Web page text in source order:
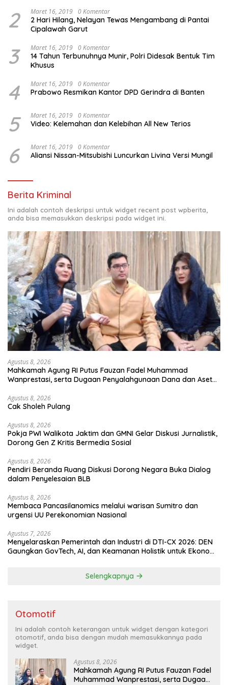
2 Maret 16, 2019 0 Komentar
2 Hari Hilang, Nelayan Tewas Mengambang di Pantai
Cipalawah Garut
3 Maret 16, 2019 0 Komentar
14 Tahun Terbunuhnya Munir, Polri Didesak Bentuk Tim
Khusus
4 Maret 16, 2019 0 Komentar
Prabowo Resmikan Kantor DPD Gerindra di Banten
5 Maret 16, 2019 0 Komentar
Video: Kelemahan dan Kelebihan All New Terios
6 Maret 16, 2019 0 Komentar
Aliansi Nissan-Mitsubishi Luncurkan Livina Versi Mungil
Berita Kriminal
Ini adalah contoh deskripsi untuk widget recent post wpberita,
anda bisa memasukkan deskripsi pada widget ini.
Agustus 8, 2026
Mahkamah Agung RI Putus Fauzan Fadel Muhammad
Wanprestasi, serta Dugaan Penyalahgunaan Dana dan Aset
Agustus 8, 2026
Cak Sholeh Pulang
Agustus 8, 2026
Pokja PWI Walikota Jaktim dan GMNI Gelar Diskusi Jurnalistik,
Dorong Gen Z Kritis Bermedia Sosial
Agustus 8, 2026
Pendiri Beranda Ruang Diskusi Dorong Negara Buka Dialog
dalam Penyelesaian BLB
Agustus 8, 2026
Membaca Pancasilanomics melalui warisan Sumitro dan
urgensi UU Perekonomian Nasional
Agustus 7, 2026
Menyelaraskan Pemerintah dan Industri di DTI-CX 2026: DEN
Gaungkan GovTech, AI, dan Keamanan Holistik untuk Ekonomi
Selengkapnya
Otomotif
Ini adalah contoh keterangan untuk widget dengan kategori
otomotif, anda bisa dengan mudah memasukkannya pada
widget.
Agustus 8, 2026
Mahkamah Agung RI Putus Fauzan Fadel
Muhammad Wanprestasi, serta Dugaan